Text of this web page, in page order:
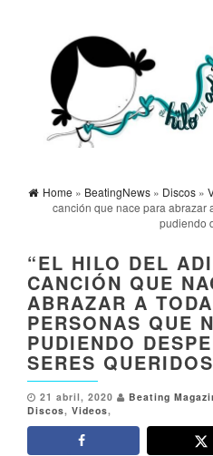
Home » BeatingNews » Discos »
canción que nace para abrazar
pudiendo
“EL HILO DEL
CANCIÓN QUE
ABRAZAR A
PERSONAS QUE
PUDIENDO
SERES
21 abril, 2020 Beating
Discos, Videos,